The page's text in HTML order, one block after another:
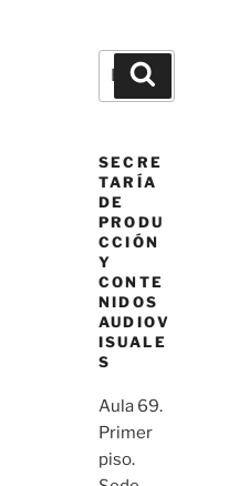
Buscar
SECRE
TARÍA
DE
PRODU
CCIÓN
Y
CONTE
NIDOS
AUDIOV
ISUALE
S
Aula 69.
Primer
piso.